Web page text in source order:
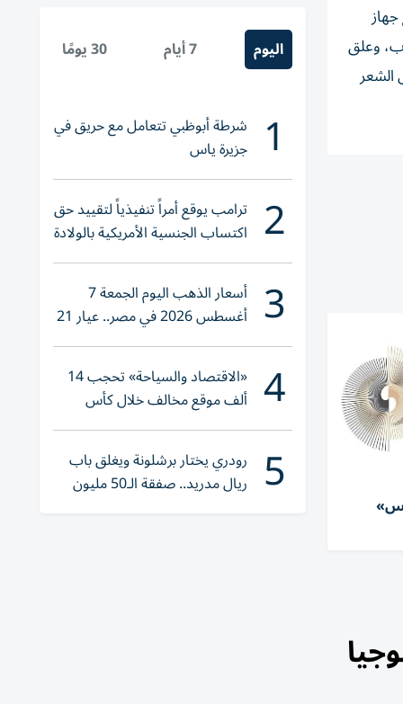
وعلق
اليوم 7 أيام 30 يومًا
1 شرطة أبوظبي تتعامل مع حريق في
جزيرة ياس
2 ترامب يوقع أمراً تنفيذياً لتقييد حق
اكتساب الجنسية الأمريكية بالولادة
3 أسعار الذهب اليوم الجمعة 7
أغسطس 2026 في مصر.. عيار 21
يقترب من هذا الرقم
4 «الاقتصاد والسياحة» تحجب 14
ألف موقع مخالف خلال كأس
العالم 2026
5 رودري يختار برشلونة ويغلق باب
ريال مدريد.. صفقة الـ50 مليون